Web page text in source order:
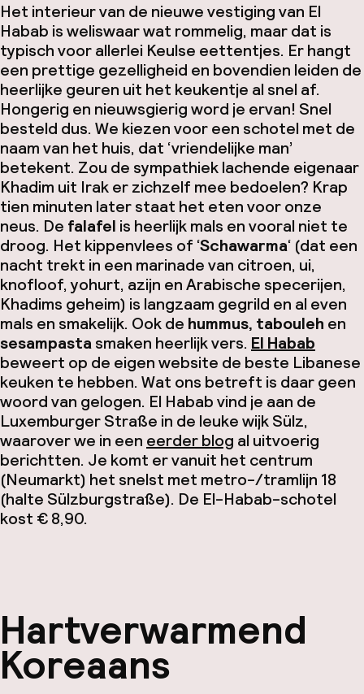
Het interieur van de nieuwe vestiging van El
Habab is weliswaar wat rommelig, maar dat is
typisch voor allerlei Keulse eettentjes. Er hangt
een prettige gezelligheid en bovendien leiden de
heerlijke geuren uit het keukentje al snel af.
Hongerig en nieuwsgierig word je ervan! Snel
besteld dus. We kiezen voor een schotel met de
naam van het huis, dat ‘vriendelijke man’
betekent. Zou de sympathiek lachende eigenaar
Khadim uit Irak er zichzelf mee bedoelen? Krap
tien minuten later staat het eten voor onze
neus. De falafel is heerlijk mals en vooral niet te
droog. Het kippenvlees of ‘Schawarma‘ (dat een
nacht trekt in een marinade van citroen, ui,
knofloof, yohurt, azijn en Arabische specerijen,
Khadims geheim) is langzaam gegrild en al even
mals en smakelijk. Ook de hummus, tabouleh en
sesampastasmaken heerlijk vers. El Habab
beweert op de eigen website de beste Libanese
keuken te hebben. Wat ons betreft is daar geen
woord van gelogen. El Habab vind je aan de
Luxemburger Straße in de leuke wijk Sülz,
waarover we in een eerder blog al uitvoerig
berichtten. Je komt er vanuit het centrum
(Neumarkt) het snelst met metro-/tramlijn 18
(halte Sülzburgstraße). De El-Habab-schotel
kost € 8,90.
Hartverwarmend
Koreaans